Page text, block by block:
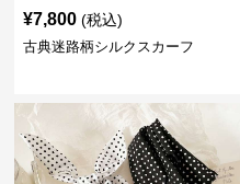
¥7,800 (税込)
古典迷路柄シルクスカーフ